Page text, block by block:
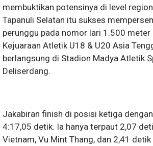
membuktikan potensinya di level
Tapanuli Selatan itu sukses
perunggu pada nomor lari 1.500 meter
Kejuaraan Atletik U18 & U20 Asia
berlangsung di Stadion Madya Atletik
Deliserdang.
Jakabiran finish di posisi ketiga
4:17,05 detik. Ia hanya terpaut 2,07
Vietnam, Vu Mint Thang, dan 2,41